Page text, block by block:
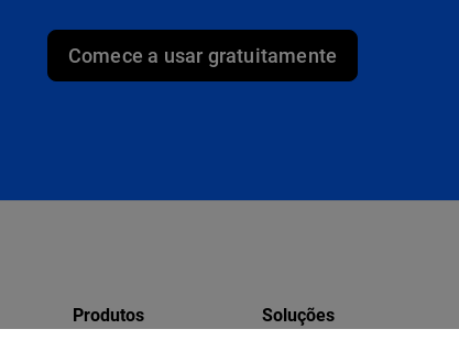
Comece a usar gratuitamente
Produtos Soluções